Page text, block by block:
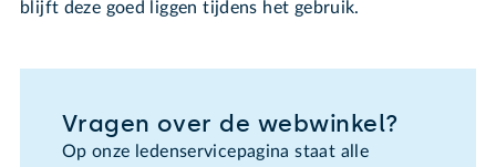
blijft deze goed liggen tijdens het gebruik.
Vragen over de webwinkel?
Op onze ledenservicepagina staat alle